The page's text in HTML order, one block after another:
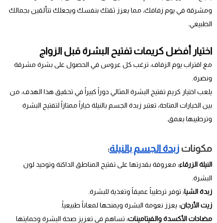
ومشرقة في يوم زفافك، مما يعزز ثقتك بنفسك ويجعلك تتألقين بجمالك
الطبيعي.
اختيار أفضل كريمات تفتيح البشرة قبل الزواج
مع اقتراب يوم الزفاف، ترغب كل عروس في الحصول على بشرة مشرقة
ونضرة.
يلعب اختيار كريم تفتيح البشرة المثالي دوراً كبيراً في تحقيق هذا الهدف، من
بين الخيارات المتاحة، تعتبر زبدة الجسم بالنيلة خياراً ممتازاً لتفتيح البشرة
وترطيبها بعمق.
مكونات زبدة الجسم بالنيلة:
النيلة الزرقاء: معروفة بقدرتها على تفتيح المناطق الداكنة وتوحيد لون
البشرة.
زبدة الشيا: توفر ترطيباً عميقاً وتغذية للبشرة.
زيت الأرجان: يعزز نعومة البشرة ويمنحها لمعاناً طبيعياً.
مضادات الأكسدة والفيتامينات: تساهم في تعزيز صحة البشرة وحمايتها